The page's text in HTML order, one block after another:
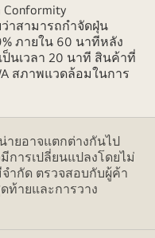
ว่าสามารถกำจัดฝุ่น
ภายใน 60 นาทีหลัง
ป็นเวลา 20 นาที สินค้าที่
สภาพแวดล้อมในการ
ายอาจแตกต่างกันไป
การเปลี่ยนแปลงโดยไม่
ำกัด ตรวจสอบกับผู้ค้า
ายและการวาง